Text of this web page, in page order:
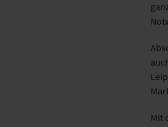
Mit